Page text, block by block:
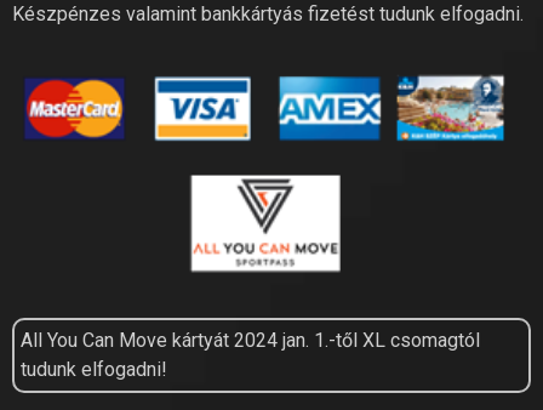
Készpénzes valamint bankkártyás fizetést tudunk elfogadni.
All You Can Move kártyát 2024 jan. 1.-től XL csomagtól
tudunk elfogadni!